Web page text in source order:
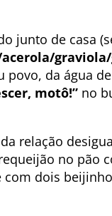
junto de casa
da água
motô!” no
relação
no pão
dois